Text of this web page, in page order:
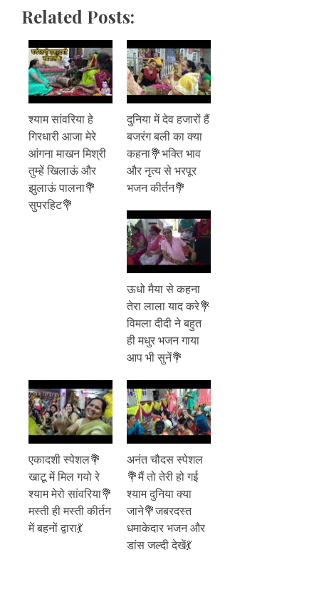
Related Posts:
श्याम सांवरिया हे
गिरधारी आजा मेरे
आंगना माखन मिश्री
तुम्हें खिलाऊं और
झुलाऊं पालना💐
सुपरहिट💐
दुनिया में देव हजारों हैं
बजरंग बली का क्या
कहना💐भक्ति भाव
और नृत्य से भरपूर
भजन कीर्तन💐
ऊधो मैया से कहना
तेरा लाला याद करे💐
विमला दीदी ने बहुत
ही मधुर भजन गाया
आप भी सुनें💐
एकादशी स्पेशल💐
खाटू में मिल गयो रे
श्याम मेरो सांवरिया💐
मस्ती ही मस्ती कीर्तन
में बहनों द्वारा💃
अनंत चौदस स्पेशल
💐मैं तो तेरी हो गई
श्याम दुनिया क्या
जाने💐जबरदस्त
धमाकेदार भजन और
डांस जल्दी देखें💃